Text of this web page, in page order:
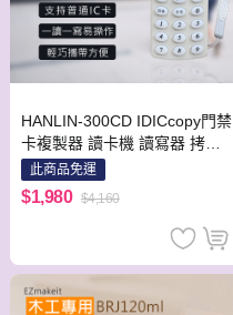
HANLIN-300CD IDICcopy門禁
卡複製器 讀卡機 讀寫器 拷貝
機此商品免運
$1,980 $4,160